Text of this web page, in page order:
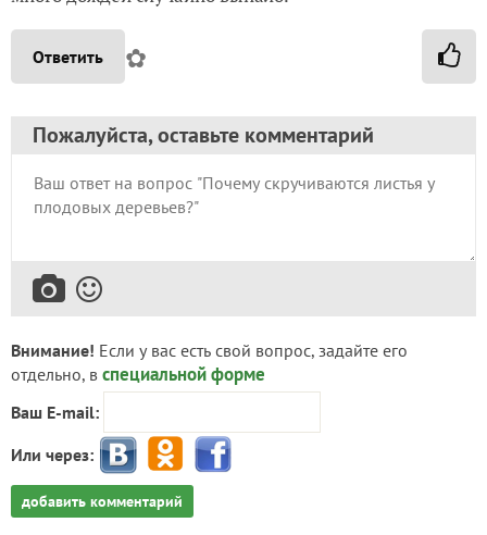
Ответить ✿
Пожалуйста, оставьте комментарий
Внимание! Если у вас есть свой вопрос, задайте его
отдельно, в специальной форме
Ваш E-mail:
Или через:
добавить комментарий